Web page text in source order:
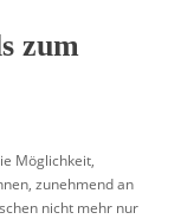
zum
Möglichkeit,
zunehmend an
nicht mehr nur